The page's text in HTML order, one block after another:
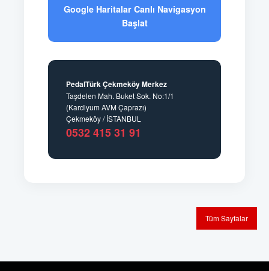
Google Haritalar Canlı Navigasyon
Başlat
PedalTürk Çekmeköy Merkez
Taşdelen Mah. Buket Sok. No:1/1
(Kardiyum AVM Çaprazı)
Çekmeköy / İSTANBUL
0532 415 31 91
Tüm Sayfalar